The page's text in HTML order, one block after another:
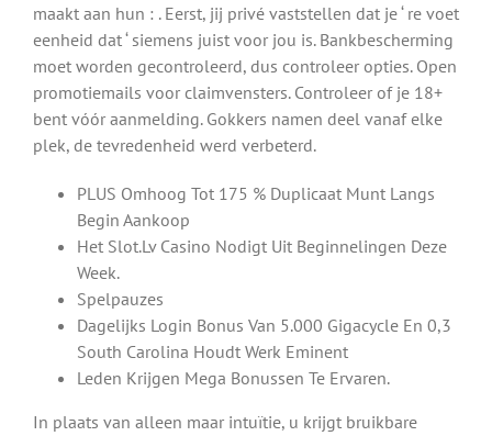
maakt aan hun : . Eerst, jij privé vaststellen dat je ‘ re voet
eenheid dat ‘ siemens juist voor jou is. Bankbescherming
moet worden gecontroleerd, dus controleer opties. Open
promotiemails voor claimvensters. Controleer of je 18+
bent vóór aanmelding. Gokkers namen deel vanaf elke
plek, de tevredenheid werd verbeterd.
PLUS Omhoog Tot 175 % Duplicaat Munt Langs
Begin Aankoop
Het Slot.Lv Casino Nodigt Uit Beginnelingen Deze
Week.
Spelpauzes
Dagelijks Login Bonus Van 5.000 Gigacycle En 0,3
South Carolina Houdt Werk Eminent
Leden Krijgen Mega Bonussen Te Ervaren.
In plaats van alleen maar intuïtie, u krijgt bruikbare